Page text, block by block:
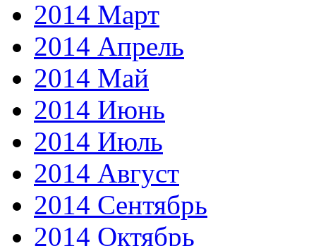
2014 Март
2014 Апрель
2014 Май
2014 Июнь
2014 Июль
2014 Август
2014 Сентябрь
2014 Октябрь